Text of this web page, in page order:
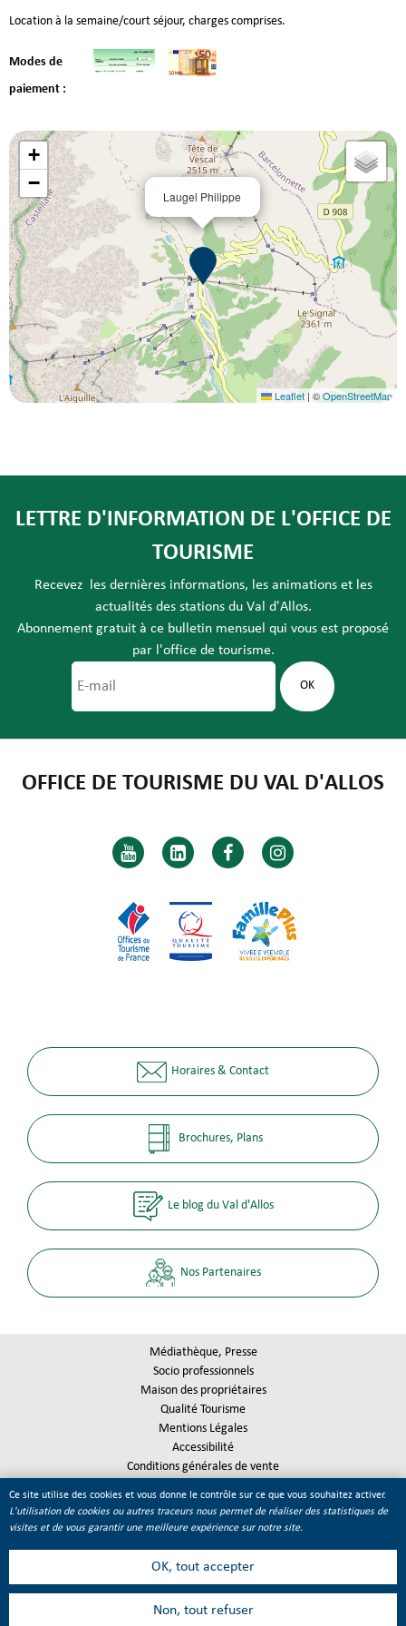
Location à la semaine/court séjour, charges comprises.
Modes de
paiement :
Laugel Philippe
+
−
Leaflet | ©OpenStreetMap
LETTRE D'INFORMATION DE L'OFFICE DE
TOURISME
Recevez les dernières informations, les animations et les
actualités des stations du Val d'Allos.
Abonnement gratuit à ce bulletin mensuel qui vous est proposé
par l'office de tourisme.
OFFICE DE TOURISME DU VAL D'ALLOS
Horaires & Contact
Brochures, Plans
Le blog du Val d'Allos
Nos Partenaires
Médiathèque, Presse
Socio professionnels
Maison des propriétaires
Qualité Tourisme
Mentions Légales
Accessibilité
Conditions générales de vente
Ce site utilise des cookies et vous donne le contrôle sur ce que vous souhaitez activer.
L'utilisation de cookies ou autres traceurs nous permet de réaliser des statistiques de
visites et de vous garantir une meilleure expérience sur notre site.
OK, tout accepter
Non, tout refuser